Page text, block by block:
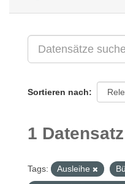
Sortieren nach
1
Tags: Ausleihe